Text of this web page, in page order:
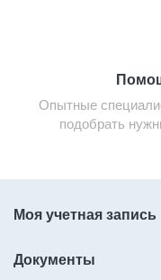
Опытные
подобрать
Моя учетная запись
Документы